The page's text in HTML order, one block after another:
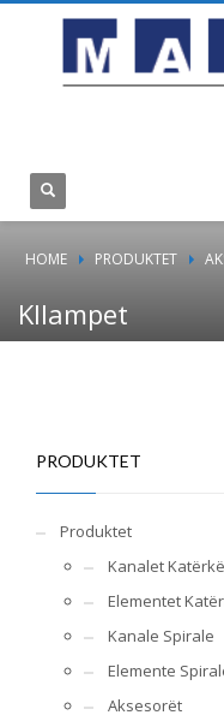
HOME PRODUKTET
Kllampet
PRODUKTET
Produktet
Kanalet
Elementet
Kanale Spirale
Elemente
Aksesorët